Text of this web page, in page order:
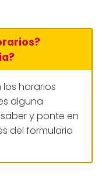
los horarios
alguna
y ponte en
del formulario